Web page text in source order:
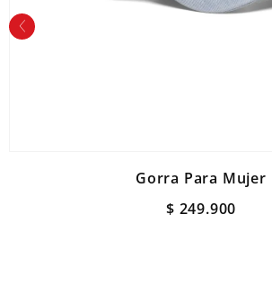
Gorra Para Mujer
$ 249.900